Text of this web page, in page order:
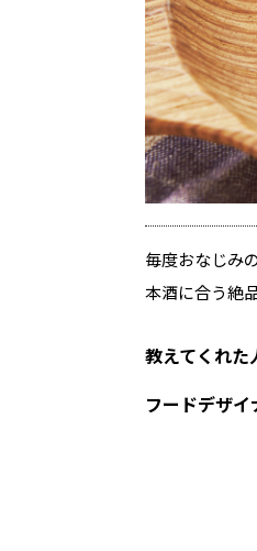
毎度おなじみ
本酒に合う絶
教えてくれた
フードデザ